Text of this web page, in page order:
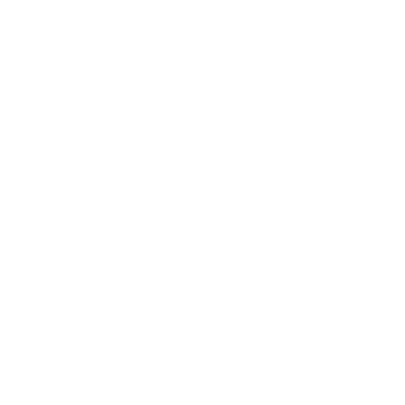
Arasa. Leia nossos conteúdos!
Arasa. Leia nossos conteúdos!